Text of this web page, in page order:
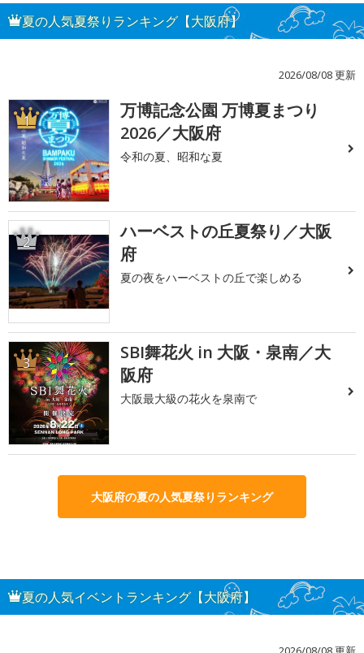
夏の人気夏祭りランキング【大阪府】
2026/08/08 更新
1
万博記念公園 万博夏まつり
2026／大阪府
令和の夏、昭和な夏
2
ハーベストの丘夏祭り／大阪
府
夏の夜をハーベストの丘で楽しめる
3
SBI舞花火 in 大阪・泉南／大
阪府
大阪最大級の花火を泉南で
大阪府の夏の人気夏祭りランキング
夏の人気イベントランキング【大阪府】